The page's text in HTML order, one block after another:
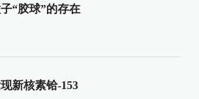
“胶球”的存在
新核素铪-153